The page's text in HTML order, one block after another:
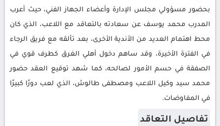
بحضور مسؤولي مجلس الإدارة وأعضاء الجهاز الفني، حيث أعرب
المدرب محمد يوسف عن سعادته بالتعاقد مع اللاعب، الذي كان
محط اهتمام العديد من الأندية الأخرى، بعد تألقه مع فريق الرجاء
في الفترة الأخيرة، وقد ساهم دخول أهلي الغرق كطرف قوي في
الصفقة في حسم الأمور لصالحه، كما شهد توقيع العقد حضور
محمد سيد وكيل اللاعب ومصطفى طالوش، الذي لعب دورًا كبيرًا
في المفاوضات.
تفاصيل التعاقد